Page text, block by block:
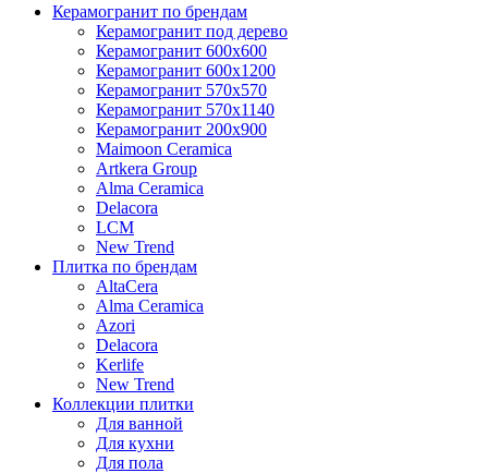
Керамогранит по брендам
Керамогранит под дерево
Керамогранит 600x600
Керамогранит 600x1200
Керамогранит 570x570
Керамогранит 570x1140
Керамогранит 200x900
Maimoon Ceramica
Artkera Group
Alma Ceramica
Delacora
LCM
New Trend
Плитка по брендам
AltaCera
Аlma Ceramica
Azori
Delacora
Kerlife
New Trend
Коллекции плитки
Для ванной
Для кухни
Для пола